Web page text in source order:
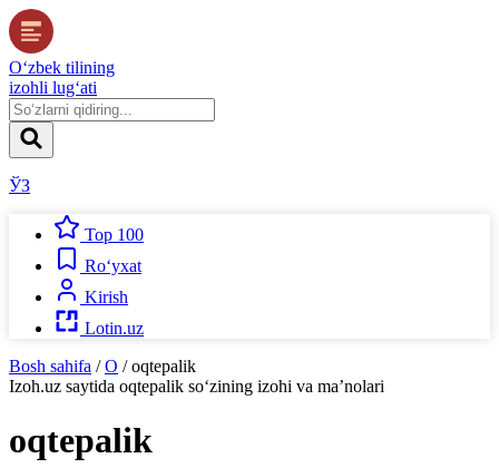
O‘zbek tilining
izohli lug‘ati
ЎЗ
Top 100
Ro‘yxat
Kirish
Lotin.uz
Bosh sahifa / O / oqtepalik
Izoh.uz saytida oqtepalik so‘zining izohi va ma’nolari
oqtepalik